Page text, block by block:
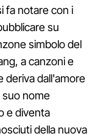
fa notare con i
su
simbolo del
a canzoni e
deriva dall'amore
suo nome
e diventa
della nuova